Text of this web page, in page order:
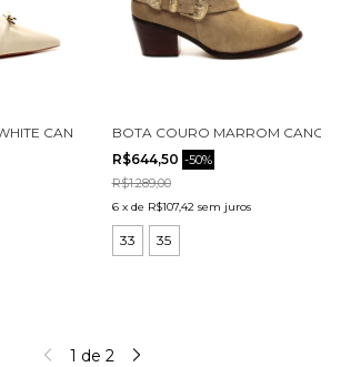
CANO CURTO CECCONELLO 2658010-2
BOTA COURO MARROM CANO
R$644,50 -50%
R$1.289,00
6 x de R$107,42 sem juros
33 35
1 de 2